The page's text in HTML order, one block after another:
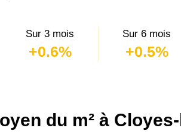
Sur 3 mois
+0.6%
Sur 6 mois
+0.5%
du m² à